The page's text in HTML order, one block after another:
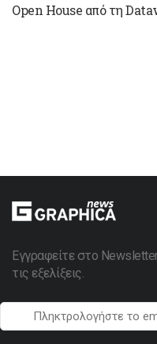
Open House από τη
Εγγραφείτε στο
τις εξελίξεις.